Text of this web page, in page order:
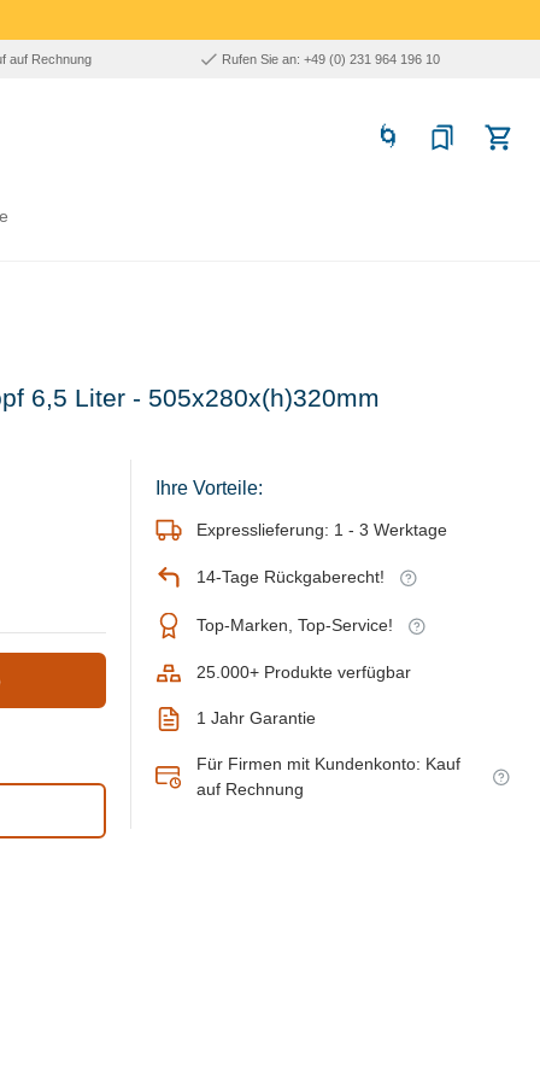
auf Rechnung Rufen Sie an: +49 (0) 231 964 196 10
6,5 Liter - 505x280x(h)320mm
Ihre Vorteile:
Expresslieferung: 1 - 3 Werktage
14-Tage Rückgaberecht!
Top-Marken, Top-Service!
25.000+ Produkte verfügbar
1 Jahr Garantie
Für Firmen mit Kundenkonto: Kauf
auf Rechnung